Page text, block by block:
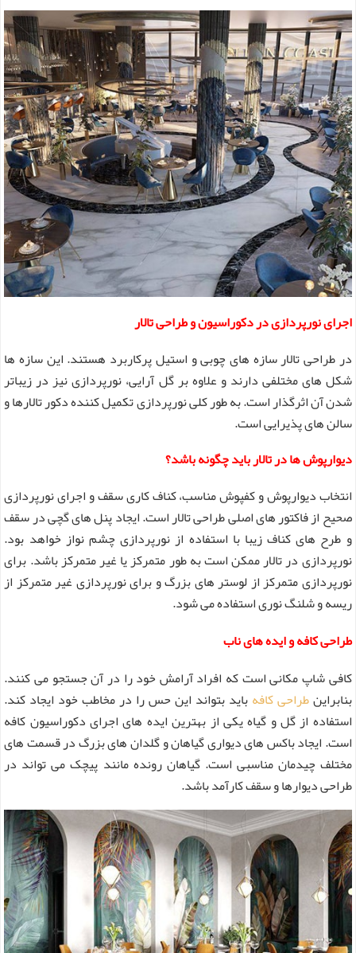
اجرای نورپردازی در دکوراسیون و طراحی تالار
در طراحی تالار سازه های چوبی و استیل پرکاربرد هستند. این سازه ها
شکل های مختلفی دارند و علاوه بر گل آرایی، نورپردازی نیز در زیباتر
شدن آن اثرگذار است. به طور کلی نورپردازی تکمیل کننده دکور تالارها و
سالن های پذیرایی است.
دیوارپوش ها در تالار باید چگونه باشد؟
انتخاب دیوارپوش و کفپوش مناسب، کناف کاری سقف و اجرای نورپردازی
صحیح از فاکتور های اصلی طراحی تالار است. ایجاد پنل های گچی در سقف
و طرح های کناف زیبا با استفاده از نورپردازی چشم نواز خواهد بود.
نورپردازی در تالار ممکن است به طور متمرکز یا غیر متمرکز باشد. برای
نورپردازی متمرکز از لوستر های بزرگ و برای نورپردازی غیر متمرکز از
ریسه و شلنگ نوری استفاده می شود.
طراحی کافه و ایده های ناب
کافی شاپ مکانی است که افراد آرامش خود را در آن جستجو می کنند.
بنابراینطراحی کافهباید بتواند این حس را در مخاطب خود ایجاد کند.
استفاده از گل و گیاه یکی از بهترین ایده های اجرای دکوراسیون کافه
است. ایجاد باکس های دیواری گیاهان و گلدان های بزرگ در قسمت های
مختلف چیدمان مناسبی است. گیاهان رونده مانند پیچک می تواند در
طراحی دیوارها و سقف کارآمد باشد.